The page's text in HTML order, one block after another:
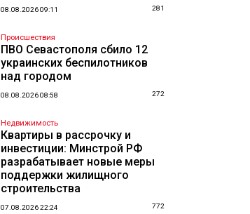
08.08.2026 09:11 281
Происшествия
ПВО Севастополя сбило 12
украинских беспилотников
над городом
08.08.2026 08:58 272
Недвижимость
Квартиры в рассрочку и
инвестиции: Минстрой РФ
разрабатывает новые меры
поддержки жилищного
строительства
07.08.2026 22:24 772